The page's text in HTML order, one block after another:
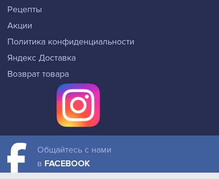
Рецепты
Акции
Политика конфиденциальности
Яндекс Доставка
Возврат товара
Общайтесь с нами
в FACEBOOK